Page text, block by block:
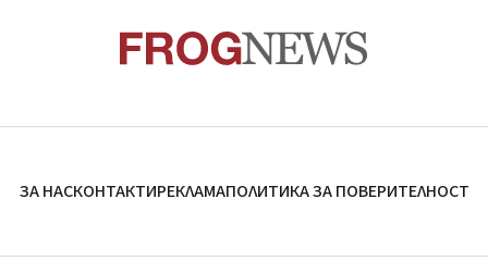
ЗА НАСКОНТАКТИРЕКЛАМАПОЛИТИКА ЗА ПОВЕРИТЕЛНОСТ